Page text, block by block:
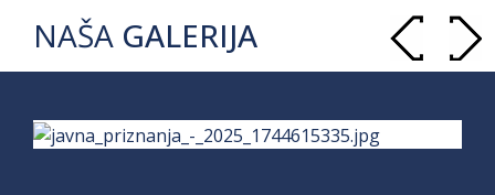
NAŠA GALERIJA